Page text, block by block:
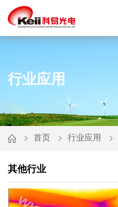
行业应用
首页 行业应用
其他行业